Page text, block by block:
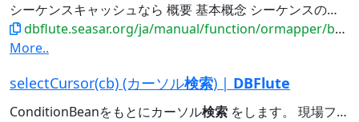
シーケンスキャッシュなら 概要 基本概念 シーケンスの次の番号を
dbflute.seasar.org/ja/manual/function/ormapper/behavior/select/selectnextval.html
More..
selectCursor(cb) (カーソル検索) | DBFlute
ConditionBeanをもとにカーソル検索 をします。 現場フィット - カーソル